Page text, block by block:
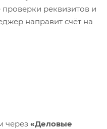
реквизитов и
направит счёт на
через «Деловые